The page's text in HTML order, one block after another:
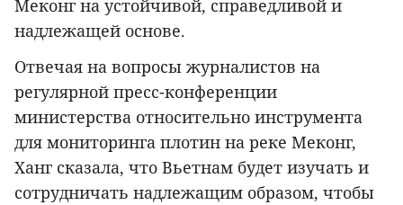
Меконг на устойчивой, справедливой и
надлежащей основе.
Отвечая на вопросы журналистов на
регулярной пресс-конференции
министерства относительно инструмента
для мониторинга плотин на реке Меконг,
Ханг сказала, что Вьетнам будет изучать и
сотрудничать надлежащим образом, чтобы